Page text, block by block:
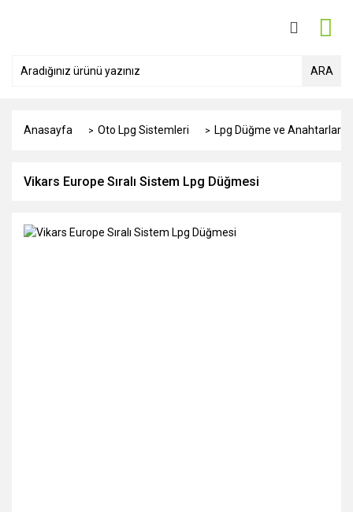
ARA
Anasayfa Oto Lpg Sistemleri Lpg Düğme ve Anahtarları
Vikars Europe Sıralı Sistem Lpg Düğmesi